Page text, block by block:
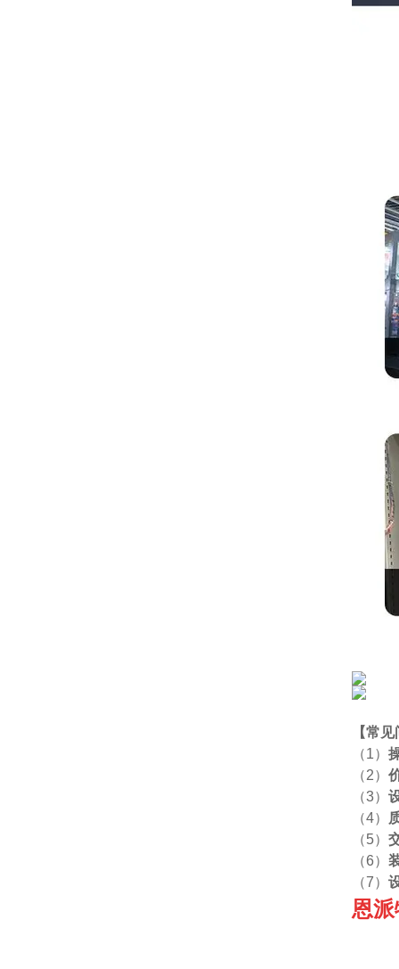
【常见
（1）
（2）
（3）
（4）
（5）
（6）
（7）
恩